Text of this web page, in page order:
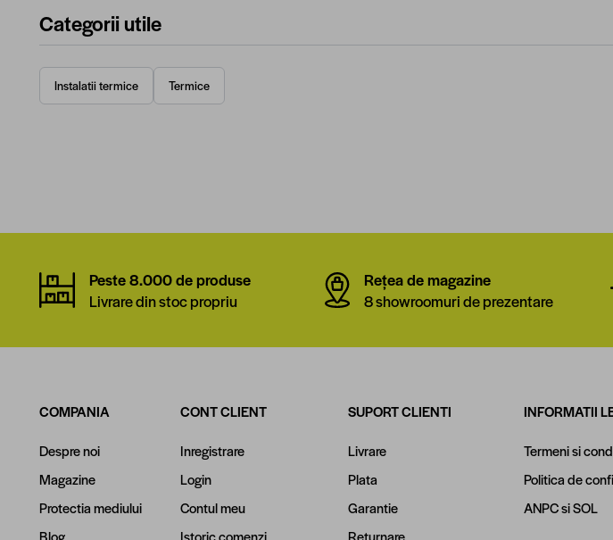
Categorii utile
Instalatii termice Termice
Peste 8.000 de produse
Livrare din stoc propriu
Rețea de magazine
8 showroomuri de prezentare
COMPANIA
Despre noi
Magazine
Protectia mediului
Blog
CONT CLIENT
Inregistrare
Login
Contul meu
Istoric comenzi
SUPORT CLIENTI
Livrare
Plata
Garantie
Returnare
INFORMATII
Termeni si
Politica de
ANPCsiSOL